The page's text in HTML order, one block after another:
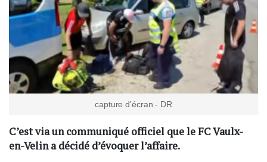
capture d'écran - DR
C’est via un communiqué officiel que le FC Vaulx-
en-Velin a décidé d’évoquer l’affaire.